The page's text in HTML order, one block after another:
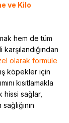
ve Kilo
hem de tüm
olarak formüle
köpekler için
kısıtlamakla
hissi sağlar,